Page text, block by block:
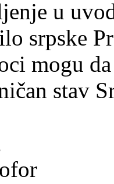
u
srpske
mogu
stav